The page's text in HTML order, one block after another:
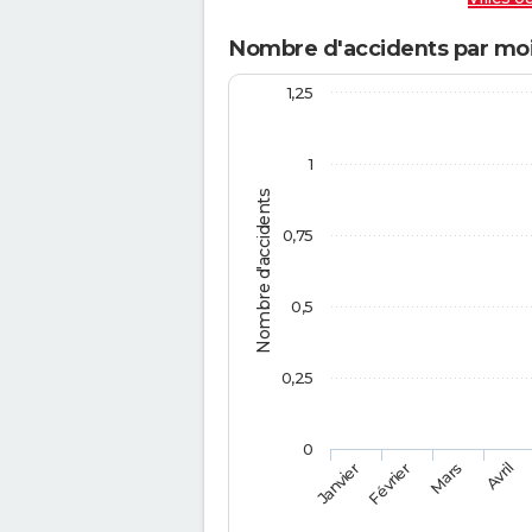
Nombre d'accidents par
Nombre d'accidents
JanvierFévrier Mars Avril
0
1
0,25
0,5
0,75
1,25